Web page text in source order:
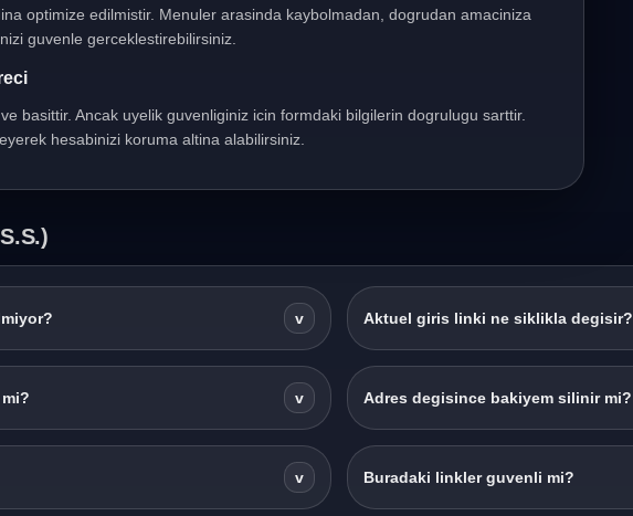
optimize edilmistir. Menuler arasinda kaybolmadan, dogrudan amaciniza
guvenle gerceklestirebilirsiniz.
basittir. Ancak uyelik guvenliginiz icin formdaki bilgilerin dogrulugu sarttir.
hesabinizi koruma altina alabilirsiniz.
v Aktuel giris linki ne siklikla degisir?
v Adres degisince bakiyem silinir mi?
v Buradaki linkler guvenli mi?